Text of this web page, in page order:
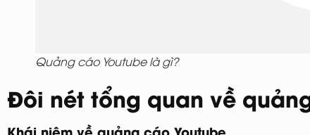
Quảng cáo Youtube là gì?
Đôi nét tổng quan về
Khái niệm về quảng cáo Youtube